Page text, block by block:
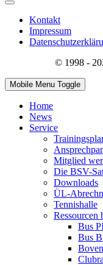
Kontakt
Impressum
© 1998 -
Mobile Menu Toggle
Home
News
Service
Mitglied
Die BSV-
Downloads
ÜL-
Tennishalle
Ressourcen
Bus
Bus